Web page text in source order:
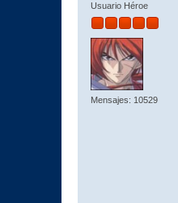
Usuario Héroe
Mensajes: 10529